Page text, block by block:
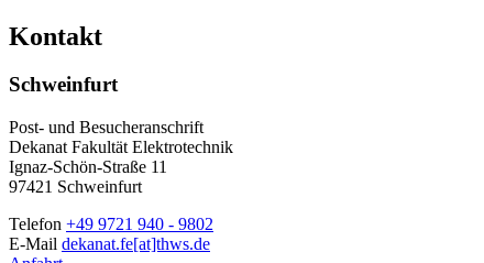
Kontakt
Schweinfurt
Post- und Besucheranschrift
Dekanat Fakultät Elektrotechnik
Ignaz-Schön-Straße 11
97421 Schweinfurt
Telefon +49 9721 940 - 9802
E-Mail dekanat.fe[at]thws.de